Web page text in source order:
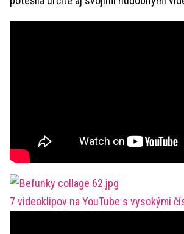
7 videoklipov na YouTube s vysokými